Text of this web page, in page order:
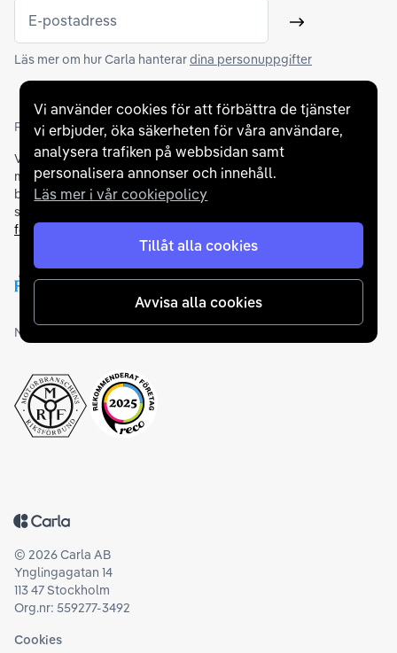
Vi använder cookies för att förbättra de tjänster
vi erbjuder, öka säkerheten för våra användare,
analysera trafiken på webbsidan samt
personalisera annonser och innehåll.
Läs mer i vår cookiepolicy
Tillåt alla cookies
Avvisa alla cookies
E-postadress Skicka
Läs mer om hur Carla hanterardina personuppgifter
Partners och betallösningar
Vi samarbetar med flertalet banker för att erbjuda dig bästa
möjliga finansieringslösning och stödjer en rad olika
betalningsmetoder. För att du ska känna dig trygg vid ditt köp
samarbetar vi med Folksam och AutoConcept gällande
försäkringar och garantier
Medlemskap och utmärkelser
Tillbaka till startsidan
© 2026Carla AB
Ynglingagatan 14
113 47 Stockholm
Org.nr: 559277-3492
Cookies